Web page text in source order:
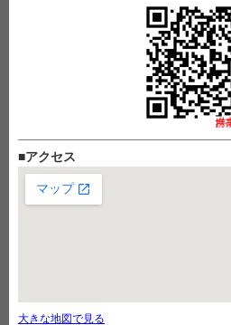
■アクセス
大きな地図で見る